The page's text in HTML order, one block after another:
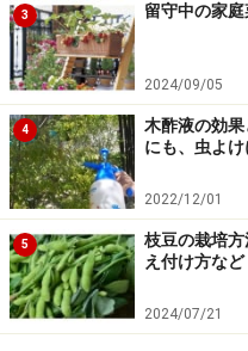
3 留守中の家
2024/09/05
4
木酢液の効
にも、虫よけ
2022/12/01
5
枝豆の栽培
え付け方など
2024/07/21